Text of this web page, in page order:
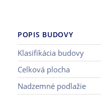
POPIS BUDOVY
Klasifikácia budovy
Celková plocha
Nadzemné podlažie